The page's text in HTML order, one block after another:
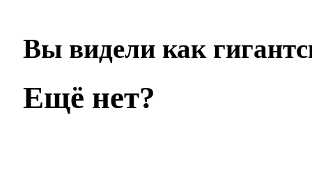
Вы видели как
Ещё нет?